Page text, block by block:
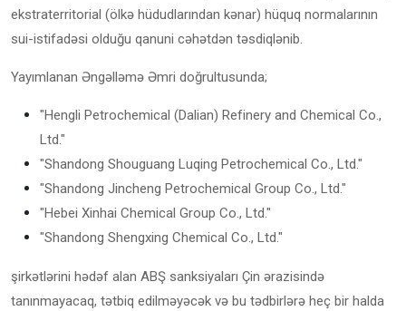
ekstraterritorial (ölkə hüdudlarından kənar) hüquq normalarının
sui-istifadəsi olduğu qanuni cəhətdən təsdiqlənib.
Yayımlanan Əngəlləmə Əmri doğrultusunda;
"Hengli Petrochemical (Dalian) Refinery and Chemical Co.,
Ltd."
"Shandong Shouguang Luqing Petrochemical Co., Ltd."
"Shandong Jincheng Petrochemical Group Co., Ltd."
"Hebei Xinhai Chemical Group Co., Ltd."
"Shandong Shengxing Chemical Co., Ltd."
şirkətlərini hədəf alan ABŞ sanksiyaları Çin ərazisində
tanınmayacaq, tətbiq edilməyəcək və bu tədbirlərə heç bir halda